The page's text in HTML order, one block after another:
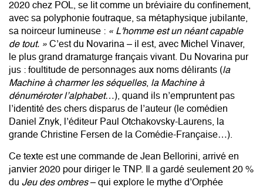
2020 chez POL, se lit comme un bréviaire du confinement,
avec sa polyphonie foutraque, sa métaphysique jubilante,
sa noirceur lumineuse : « L'homme est un néant capable
de tout. » C’est du Novarina – il est, avec Michel Vinaver,
le plus grand dramaturge français vivant. Du Novarina pur
jus : foultitude de personnages aux noms délirants (la
Machine à charmer les séquelles, la Machine à
dénuméroter l’alphabet…), quand ils n’empruntent pas
l’identité des chers disparus de l’auteur (le comédien
Daniel Znyk, l’éditeur Paul Otchakovsky-Laurens, la
grande Christine Fersen de la Comédie-Française…).
Ce texte est une commande de Jean Bellorini, arrivé en
janvier 2020 pour diriger le TNP. Il a gardé seulement 20 %
du Jeu des ombres– qui explore le mythe d’Orphée